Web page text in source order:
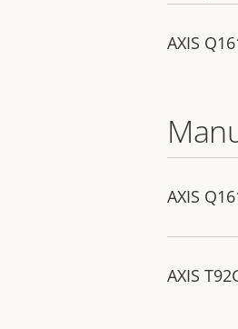
AXIS
AXIS
AXIS